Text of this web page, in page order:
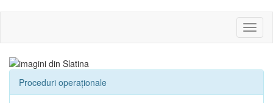
sau
Proceduri operaționale